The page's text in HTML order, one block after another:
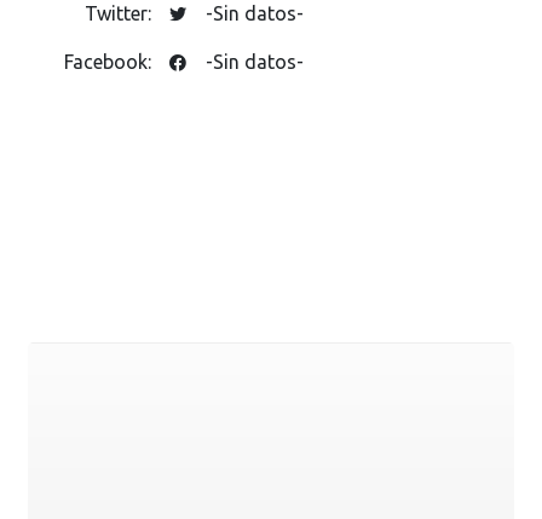
Twitter: -Sin datos-
Facebook: -Sin datos-